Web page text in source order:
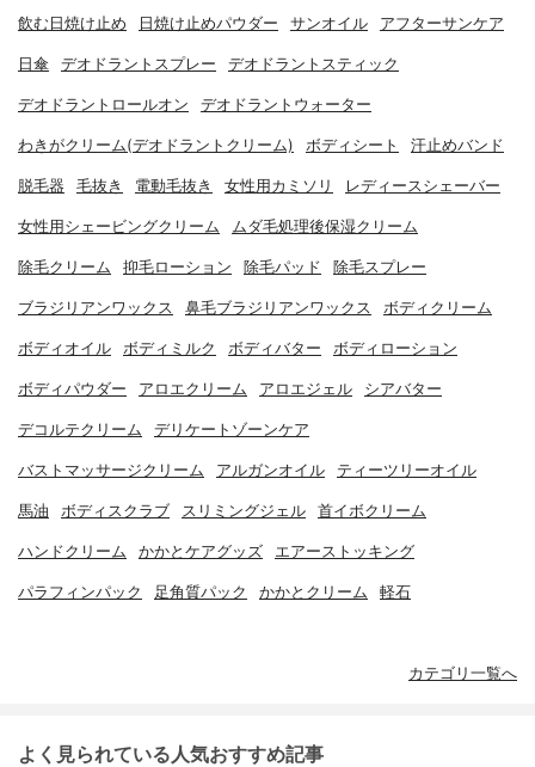
飲む日焼け止め 日焼け止めパウダー サンオイル アフターサンケア
日傘 デオドラントスプレー デオドラントスティック
デオドラントロールオン デオドラントウォーター
わきがクリーム(デオドラントクリーム) ボディシート 汗止めバンド
脱毛器 毛抜き 電動毛抜き 女性用カミソリ レディースシェーバー
女性用シェービングクリーム ムダ毛処理後保湿クリーム
除毛クリーム 抑毛ローション 除毛パッド 除毛スプレー
ブラジリアンワックス 鼻毛ブラジリアンワックス ボディクリーム
ボディオイル ボディミルク ボディバター ボディローション
ボディパウダー アロエクリーム アロエジェル シアバター
デコルテクリーム デリケートゾーンケア
バストマッサージクリーム アルガンオイル ティーツリーオイル
馬油 ボディスクラブ スリミングジェル 首イボクリーム
ハンドクリーム かかとケアグッズ エアーストッキング
パラフィンパック 足角質パック かかとクリーム 軽石
カテゴリ一覧へ
よく見られている人気おすすめ記事